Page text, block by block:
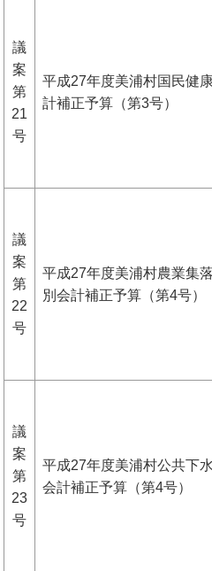
議
案
第
21
号
平成27年度美浦村国民健
計補正予算（第3号）
議
案
第
22
号
平成27年度美浦村農業集
別会計補正予算（第4号）
議
案
第
23
号
平成27年度美浦村公共下
会計補正予算（第4号）